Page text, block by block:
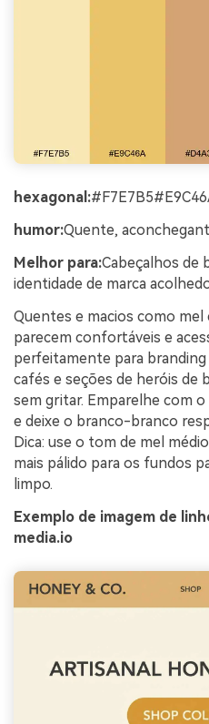
hexagonal:
humor:Quente,
Melhor para:Cabeçalhos de
identidade de marca
Quentes e macios como
parecem confortáveis e
perfeitamente para
cafés e seções de heróis de
sem gritar. Emparelhe com
e deixe o branco-branco
Dica: use o tom de mel
mais pálido para os fundos
limpo.
Exemplo de imagem de
media.io